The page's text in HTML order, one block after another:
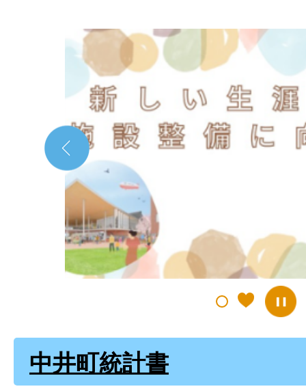
2
枚
目
の
ス
ラ
イ
ド
中井町統計書